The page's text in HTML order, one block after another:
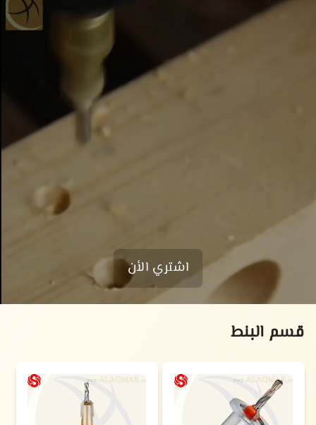
اشتري الأن
قسم البنط